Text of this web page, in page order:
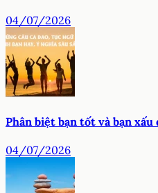
04/07/2026
Phân biệt bạn tốt và bạn
04/07/2026